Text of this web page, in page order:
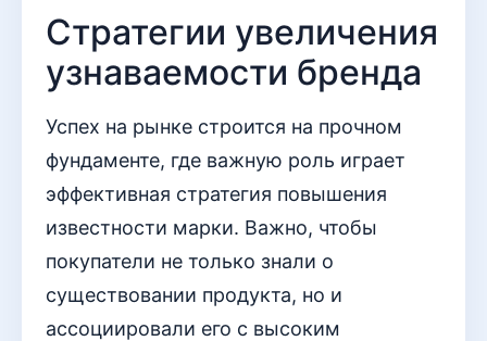
Стратегии увеличения
узнаваемости бренда
Успех на рынке строится на прочном
фундаменте, где важную роль играет
эффективная стратегия повышения
известности марки. Важно, чтобы
покупатели не только знали о
существовании продукта, но и
ассоциировали его с высоким